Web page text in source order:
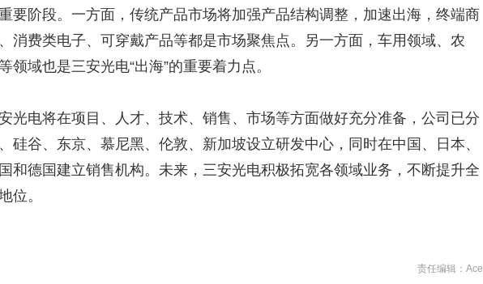
要阶段。一方面，传统产品市场将加强产品结构调整，加速出海，终端商
消费类电子、可穿戴产品等都是市场聚焦点。另一方面，车用领域、农
领域也是三安光电“出海”的重要着力点。
光电将在项目、人才、技术、销售、市场等方面做好充分准备，公司已分
硅谷、东京、慕尼黑、伦敦、新加坡设立研发中心，同时在中国、日本、
和德国建立销售机构。未来，三安光电积极拓宽各领域业务，不断提升全
位。
责任编辑：Ace